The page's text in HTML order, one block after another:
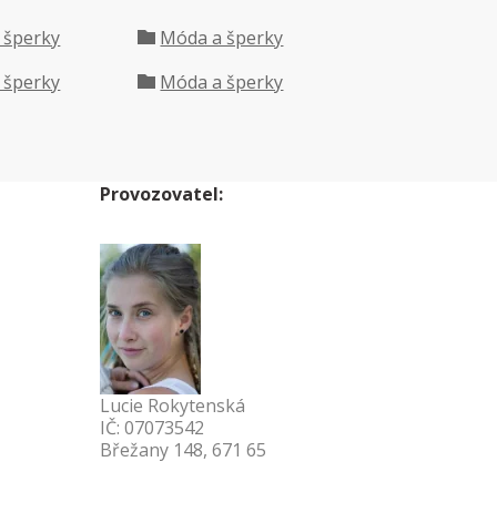
Móda a šperky
Móda a šperky
Provozovatel:
Lucie Rokytenská
IČ: 07073542
Břežany 148, 671 65